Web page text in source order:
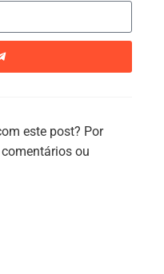
este post? Por
ou